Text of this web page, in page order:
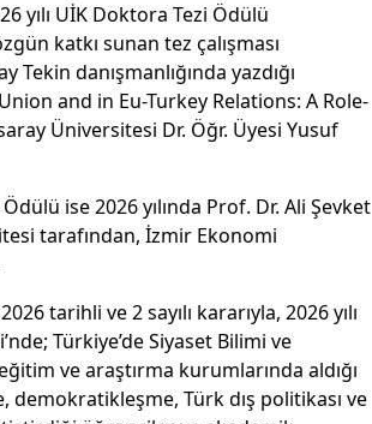
yılı UİK Doktora Tezi Ödülü
katkı sunan tez çalışması
danışmanlığında yazdığı
and in Eu-Turkey Relations: A Role-
Üniversitesi Dr. Öğr. Üyesi Yusuf
ise 2026 yılında Prof. Dr. Ali Şevket
tarafından, İzmir Ekonomi
tarihli ve 2 sayılı kararıyla, 2026 yılı
Türkiye’de Siyaset Bilimi ve
ve araştırma kurumlarında aldığı
demokratikleşme, Türk dış politikası ve